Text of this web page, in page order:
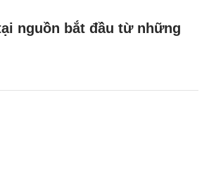
nguồn bắt đầu từ những